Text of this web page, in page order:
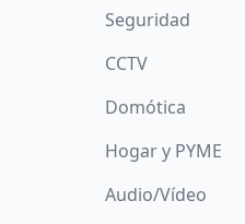
Seguridad
CCTV
Domótica
Hogar y PYME
Audio/Vídeo